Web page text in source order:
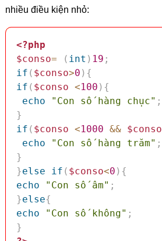
nhiều điều kiện nhỏ:
<?php
$conso= ( int ) 19 ;
if ( $conso>0 ) {
if ( $conso <100 ) {
echo
"Con số hàng chục" ;
}
if ( $conso <1000 && $conso
echo
"Con số hàng trăm" ;
}
}else if ( $conso<0 ) {
echo
"Con số âm" ;
}else{
echo
"Con số không" ;
}